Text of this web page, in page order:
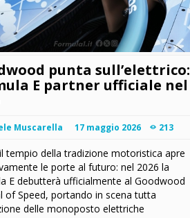
punta sull’elettrico:
E partner ufficiale nel
Muscarella 17 maggio 2026 213
tempio della tradizione motoristica apre
le porte al futuro: nel 2026 la
E debutterà ufficialmente al Goodwood
of Speed, portando in scena tutta
delle monoposto elettriche